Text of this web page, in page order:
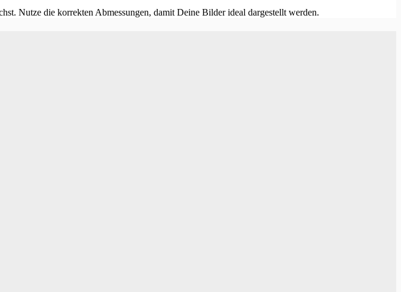
Nutze die korrekten Abmessungen, damit Deine Bilder ideal dargestellt werden.